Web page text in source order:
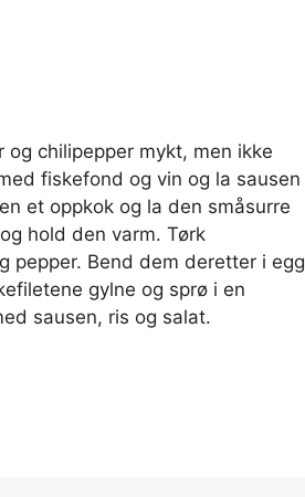
chilipepper mykt, men ikke
fiskefond og vin og la sausen
et oppkok og la den småsurre
hold den varm. Tørk
pepper. Bend dem deretter i egg
gylne og sprø i en
sausen, ris og salat.